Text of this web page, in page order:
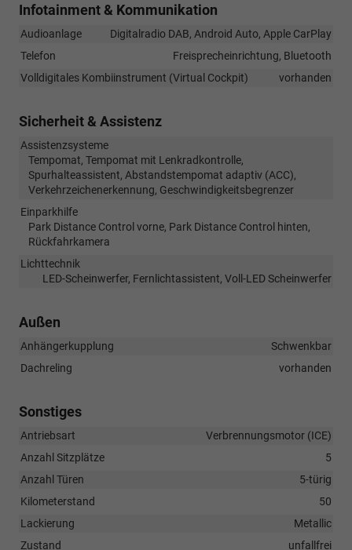
Infotainment & Kommunikation
Audioanlage
Digitalradio DAB, Android Auto, Apple CarPlay
Telefon
Freisprecheinrichtung, Bluetooth
Volldigitales Kombiinstrument (Virtual Cockpit)
vorhanden
Sicherheit & Assistenz
Assistenzsysteme
Tempomat, Tempomat mit Lenkradkontrolle,
Spurhalteassistent, Abstandstempomat adaptiv (ACC),
Verkehrzeichenerkennung, Geschwindigkeitsbegrenzer
Einparkhilfe
Park Distance Control vorne, Park Distance Control hinten,
Rückfahrkamera
Lichttechnik
LED-Scheinwerfer, Fernlichtassistent, Voll-LED Scheinwerfer
Außen
Anhängerkupplung
Schwenkbar
Dachreling
vorhanden
Sonstiges
Antriebsart
Verbrennungsmotor (ICE)
Anzahl Sitzplätze
5
Anzahl Türen
5-türig
Kilometerstand
50
Lackierung
Metallic
Zustand
unfallfrei